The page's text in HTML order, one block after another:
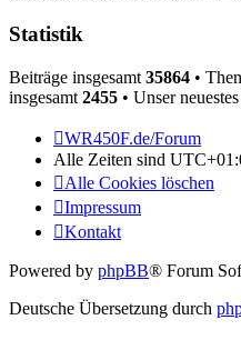
Statistik
Beiträge insgesamt 35864 •
insgesamt 2455 • Unser
WR450F.de/Forum
Alle Zeiten sind
Alle Cookies löschen
Impressum
Kontakt
Powered by phpBB® Forum
Deutsche Übersetzung durch